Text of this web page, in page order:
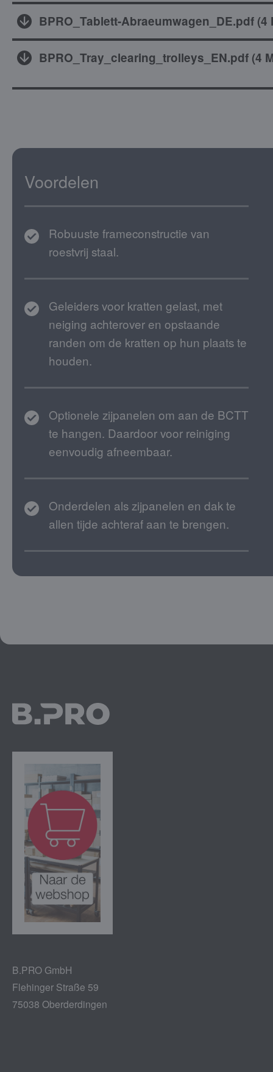
BPRO_Tablett-Abraeumwagen_DE.pdf (4
BPRO_Tray_clearing_trolleys_EN.pdf (4
Voordelen
Robuuste frameconstructie van
roestvrij staal.
Geleiders voor kratten gelast, met
neiging achterover en opstaande
randen om de kratten op hun plaats te
houden.
Optionele zijpanelen om aan de BCTT
te hangen. Daardoor voor reiniging
eenvoudig afneembaar.
Onderdelen als zijpanelen en dak te
allen tijde achteraf aan te brengen.
B.PRO GmbH
Flehinger Straße 59
75038 Oberderdingen